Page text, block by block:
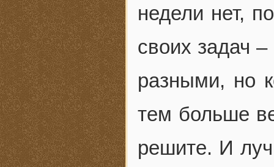
недели нет,
своих задач
разными, но
тем больше
решите. И